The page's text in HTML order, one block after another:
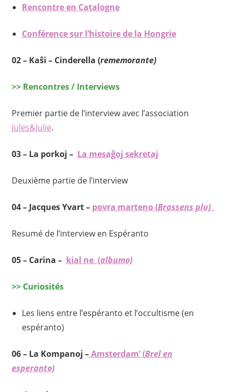
Rencontre en Catalogne
Conférence sur l’histoire de la Hongrie
02 – Kaŝi – Cinderella (rememorante)
>> Rencontres / Interviews
Premier partie de l’interview avec l’association
Jules&Julie.
03 – La porkoj – La mesaĝoj sekretaj
Deuxième partie de l’interview
04 – Jacques Yvart – povra marteno (Brassens plu)
Resumé de l’interview en Espéranto
05 – Carina – kial ne (albumo)
>> Curiosités
Les liens entre l’espéranto et l’occultisme (en
espéranto)
06 – La Kompanoj –Amsterdam’ (Brel en
esperanto)